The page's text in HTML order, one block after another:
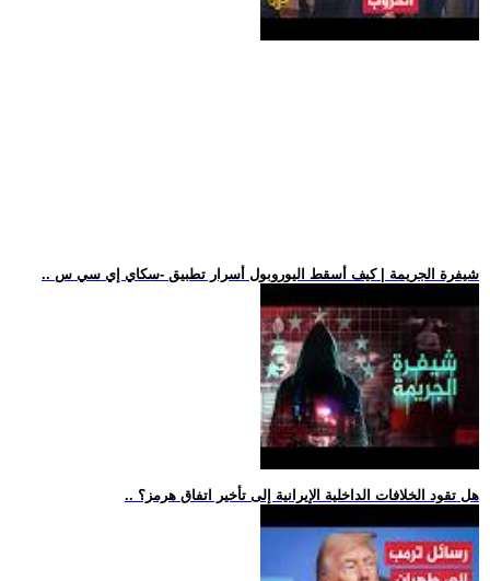
.. شيفرة الجريمة | كيف أسقط اليوروبول أسرار تطبيق -سكاي إي سي س
.. هل تقود الخلافات الداخلية الإيرانية إلى تأخير اتفاق هرمز؟